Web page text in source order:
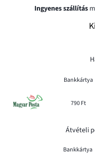
Ingyenes szállítás
Bankkártya
790 Ft
Átvételi
Bankkártya